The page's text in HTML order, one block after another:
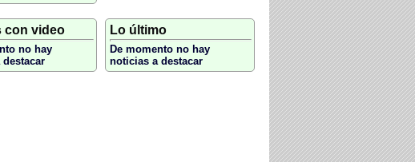
con video
no hay
Lo último
De momento no hay
noticias a destacar